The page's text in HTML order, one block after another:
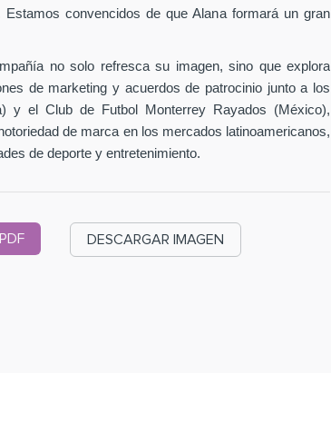
convencidos de que Alana formará un gran
no solo refresca su imagen, sino que explora
de marketing y acuerdos de patrocinio junto a los
y el Club de Futbol Monterrey Rayados (México),
de marca en los mercados latinoamericanos,
de deporte y entretenimiento.
DESCARGAR IMAGEN